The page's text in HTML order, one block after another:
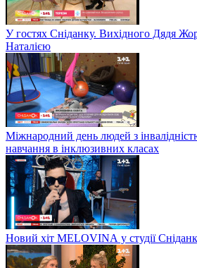
У гостях Сніданку. Вихідного Дядя
Наталією
Міжнародний день людей з
навчання в інклюзивних класах
Новий хіт MELOVINА у студії